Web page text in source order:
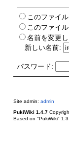
このファイ
このファイ
名前を変更
新しい名前:
パスワード:
Site admin: admin
PukiWiki 1.4.7
Based on "PukiWiki"